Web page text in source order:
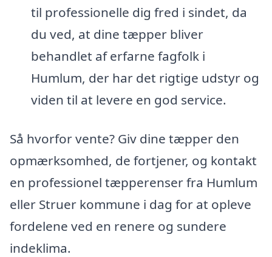
til professionelle dig fred i sindet, da
du ved, at dine tæpper bliver
behandlet af erfarne fagfolk i
Humlum, der har det rigtige udstyr og
viden til at levere en god service.
Så hvorfor vente? Giv dine tæpper den
opmærksomhed, de fortjener, og kontakt
en professionel tæpperenser fra Humlum
eller Struer kommune i dag for at opleve
fordelene ved en renere og sundere
indeklima.